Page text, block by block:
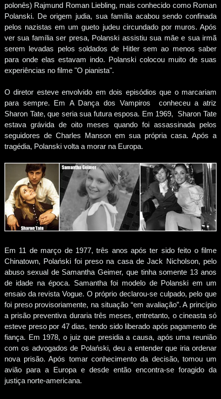
polonês) Rajmund Roman Liebling, mais conhecido como Roman
Polanski. De origem judia, sua família acabou sendo confinada
pelos nazistas em um gueto judeu circundado por muros. Após
ver sua família ser presa, Polanski assistiu sua mãe e sua irmã
serem levadas pelos soldados de Hitler sem ao menos saber
para onde elas estavam indo. Polanski colocou muito de suas
experiências no filme "O pianista".
O diretor esteve envolvido em dois episódios que o marcariam
para sempre. Em A Dança dos Vampiros conheceu a atriz
Sharon Tate, que seria sua futura esposa. Em 1969, Sharon Tate
estava grávida de oito meses quando foi assassinada pelos
seguidores de Charles Manson em sua própria casa. Após a
tragédia, Polanski volta a morar na Europa.
Em 11 de março de 1977, três anos após ter sido feito o filme
Chinatown, Polański foi preso na casa de Jack Nicholson, pelo
abuso sexual de Samantha Geimer, que tinha somente 13 anos
de idade na época. Samantha foi modelo de Polanski em um
ensaio da revista Vogue. O próprio declarou-se culpado, pelo que
foi preso provisoriamente, na situação “em avaliação”. A princípio
a prisão preventiva duraria três meses, entretanto, o cineasta só
esteve preso por 47 dias, tendo sido liberado após pagamento de
fiança. Em 1978, o juiz que presidia a causa, após uma reunião
com os advogados de Polański, deu a entender que iria ordenar
nova prisão. Após tomar conhecimento da decisão, tomou um
avião para a Europa e desde então encontra-se foragido da
justiça norte-americana.